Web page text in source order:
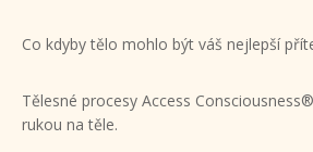
Co kdyby tělo mohlo být váš nejlepší
Tělesné procesy Access
rukou na těle.